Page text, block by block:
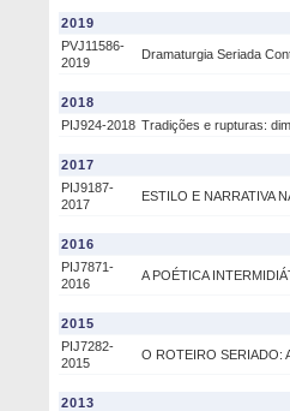
2019
PVJ11586-
2019
Dramaturgia Seriada
2018
PIJ924-2018 Tradições e rupturas:
2017
PIJ9187-
2017
ESTILO E NARRATIVA
2016
PIJ7871-
2016
A POÉTICA
2015
PIJ7282-
2015
O ROTEIRO SERIADO:
2013